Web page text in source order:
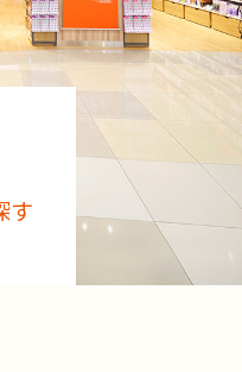
す